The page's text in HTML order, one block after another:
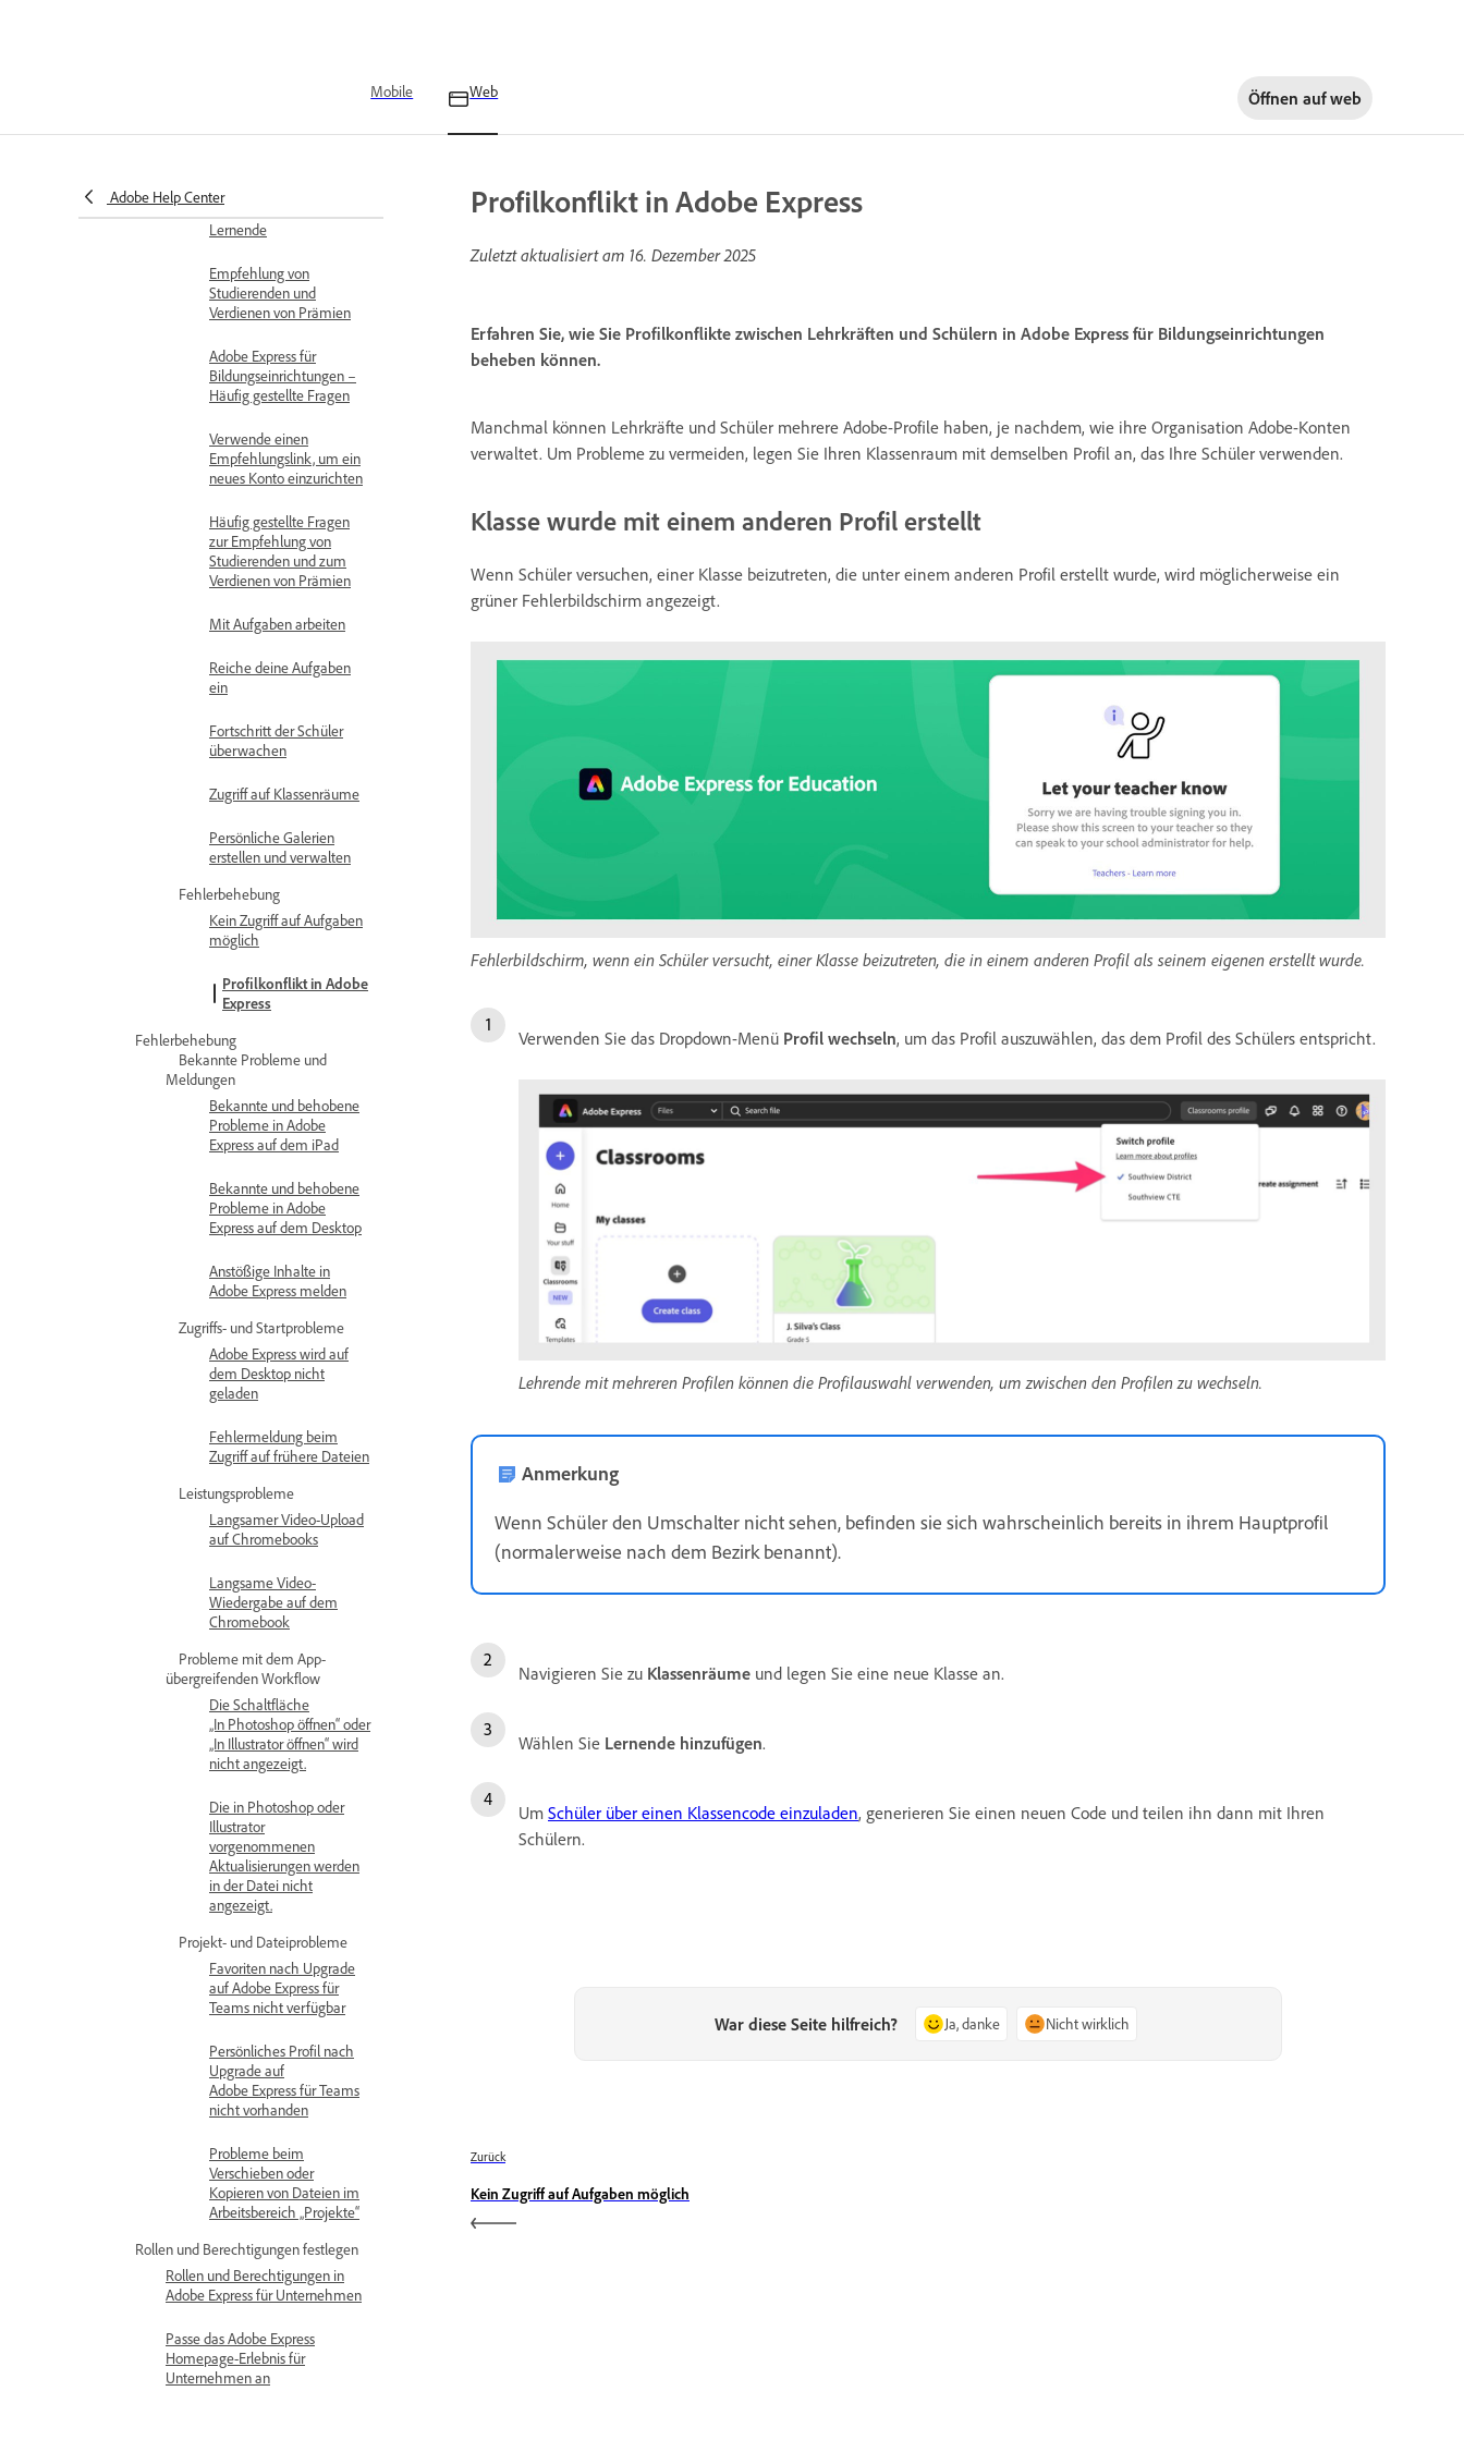
Mobile Web Öffnen aufweb
Adobe Help CenterLöschen deines Adobe
Express-Kontos für
Lernende
Empfehlung von
Studierenden und
Verdienen von Prämien
Adobe Express für
Bildungseinrichtungen –
Häufig gestellte Fragen
Verwende einen
Empfehlungslink, um ein
neues Konto einzurichten
Häufig gestellte Fragen
zur Empfehlung von
Studierenden und zum
Verdienen von Prämien
Mit Aufgaben arbeiten
Reiche deine Aufgaben
ein
Fortschritt der Schüler
überwachen
Zugriff auf Klassenräume
Persönliche Galerien
erstellen und verwalten
Fehlerbehebung
Kein Zugriff auf Aufgaben
möglich
Profilkonflikt in Adobe
Express
Fehlerbehebung
Bekannte Probleme und
Meldungen
Bekannte und behobene
Probleme in Adobe
Express auf dem iPad
Bekannte und behobene
Probleme in Adobe
Express auf dem Desktop
Anstößige Inhalte in
Adobe Express melden
Zugriffs- und Startprobleme
Adobe Express wird auf
dem Desktop nicht
geladen
Fehlermeldung beim
Zugriff auf frühere Dateien
Leistungsprobleme
Langsamer Video-Upload
auf Chromebooks
Langsame Video-
Wiedergabe auf dem
Chromebook
Probleme mit dem App-
übergreifenden Workflow
Die Schaltfläche
„In Photoshop öffnen“ oder
„In Illustrator öffnen“ wird
nicht angezeigt.
Die in Photoshop oder
Illustrator
vorgenommenen
Aktualisierungen werden
in der Datei nicht
angezeigt.
Projekt- und Dateiprobleme
Favoriten nach Upgrade
auf Adobe Express für
Teams nicht verfügbar
Persönliches Profil nach
Upgrade auf
Adobe Express für Teams
nicht vorhanden
Probleme beim
Verschieben oder
Kopieren von Dateien im
Arbeitsbereich „Projekte“
Rollen und Berechtigungen festlegen
Rollen und Berechtigungen in
Adobe Express für Unternehmen
Passe das Adobe Express
Homepage-Erlebnis für
Unternehmen an
Profilkonflikt in Adobe Express
Zuletzt aktualisiert am 16. Dezember 2025
Erfahren Sie, wie Sie Profilkonflikte zwischen Lehrkräften und Schülern in Adobe Express für Bildungseinrichtungen
beheben können.
Manchmal können Lehrkräfte und Schüler mehrere Adobe-Profile haben, je nachdem, wie ihre Organisation Adobe-Konten
verwaltet. Um Probleme zu vermeiden, legen Sie Ihren Klassenraum mit demselben Profil an, das Ihre Schüler verwenden.
Klasse wurde mit einem anderen Profil erstellt
Wenn Schüler versuchen, einer Klasse beizutreten, die unter einem anderen Profil erstellt wurde, wird möglicherweise ein
grüner Fehlerbildschirm angezeigt.
Fehlerbildschirm, wenn ein Schüler versucht, einer Klasse beizutreten, die in einem anderen Profil als seinem eigenen erstellt wurde.
Verwenden Sie das Dropdown-Menü Profil wechseln, um das Profil auszuwählen, das dem Profil des Schülers entspricht.
Lehrende mit mehreren Profilen können die Profilauswahl verwenden, um zwischen den Profilen zu wechseln.
Anmerkung
Wenn Schüler den Umschalter nicht sehen, befinden sie sich wahrscheinlich bereits in ihrem Hauptprofil
(normalerweise nach dem Bezirk benannt).
Navigieren Sie zu Klassenräume und legen Sie eine neue Klasse an.
Wählen Sie Lernende hinzufügen.
Um Schüler über einen Klassencode einzuladen, generieren Sie einen neuen Code und teilen ihn dann mit Ihren
Schülern.
War diese Seite hilfreich? Ja, danke Nicht wirklich
Zurück
Kein Zugriff auf Aufgaben möglich